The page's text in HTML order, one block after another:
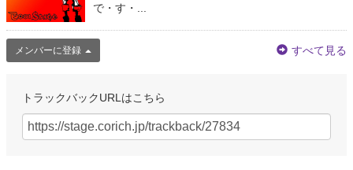
で・す・...
メンバーに登録 すべて見る
トラックバックURLはこちら